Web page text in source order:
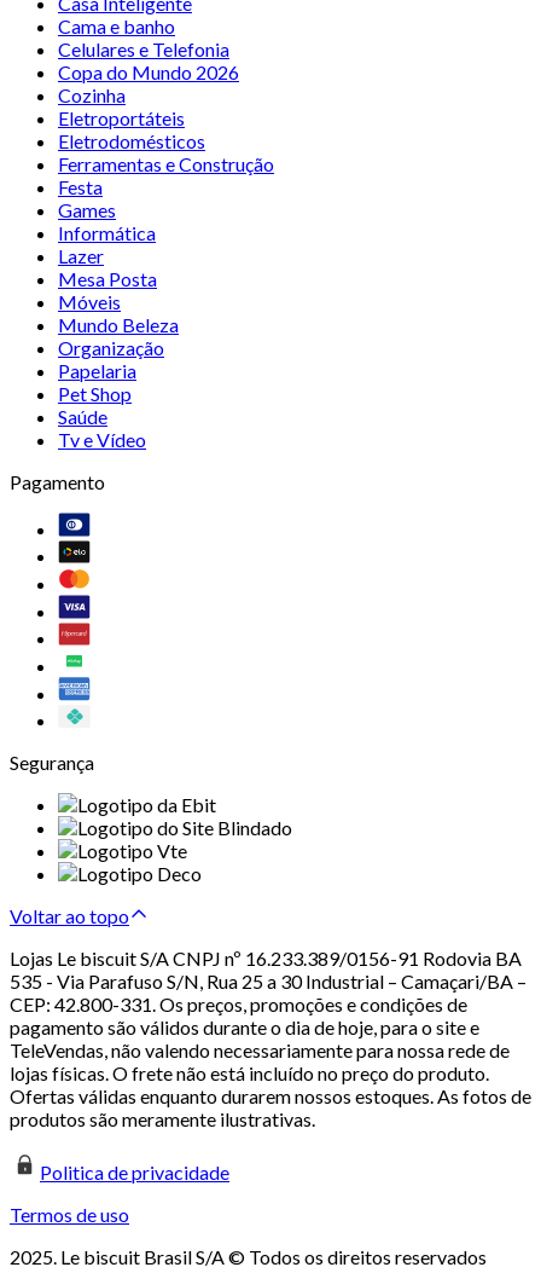
Cama e banho
Celulares e Telefonia
Copa do Mundo 2026
Cozinha
Eletroportáteis
Eletrodomésticos
Ferramentas e Construção
Festa
Games
Informática
Lazer
Mesa Posta
Móveis
Mundo Beleza
Organização
Papelaria
Pet Shop
Saúde
Tv e Vídeo
Pagamento
Segurança
Voltar ao topo
Lojas Le biscuit S/A CNPJ nº 16.233.389/0156-91 Rodovia BA
535 - Via Parafuso S/N, Rua 25 a 30 Industrial – Camaçari/BA –
CEP: 42.800-331. Os preços, promoções e condições de
pagamento são válidos durante o dia de hoje, para o site e
TeleVendas, não valendo necessariamente para nossa rede de
lojas físicas. O frete não está incluído no preço do produto.
Ofertas válidas enquanto durarem nossos estoques. As fotos de
produtos são meramente ilustrativas.
Politica de privacidade
Termos de uso
2025. Le biscuit Brasil S/A © Todos os direitos reservados